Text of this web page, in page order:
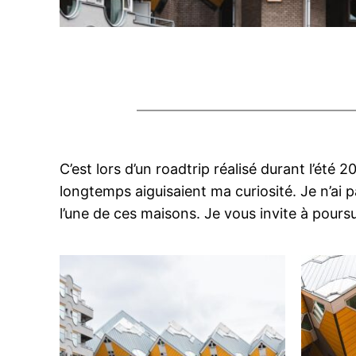
C’est lors d’un roadtrip réalisé durant
longtemps aiguisaient ma curiosité. Je n’ai
l’une de ces maisons. Je vous invite à